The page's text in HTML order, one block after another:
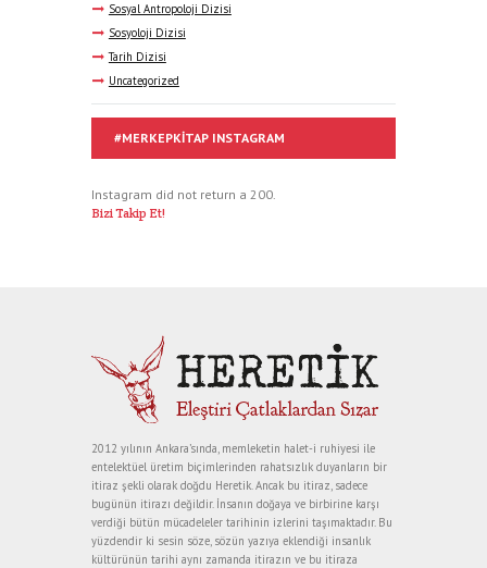
Sosyal Antropoloji Dizisi
Sosyoloji Dizisi
Tarih Dizisi
Uncategorized
#MERKEPKITAP INSTAGRAM
Instagram did not return a 200.
Bizi Takip Et!
2012 yılının Ankara’sında, memleketin halet-i ruhiyesi ile
entelektüel üretim biçimlerinden rahatsızlık duyanların bir
itiraz şekli olarak doğdu Heretik. Ancak bu itiraz, sadece
bugünün itirazı değildir. İnsanın doğaya ve birbirine karşı
verdiği bütün mücadeleler tarihinin izlerini taşımaktadır. Bu
yüzdendir ki sesin söze, sözün yazıya eklendiği insanlık
kültürünün tarihi aynı zamanda itirazın ve bu itiraza